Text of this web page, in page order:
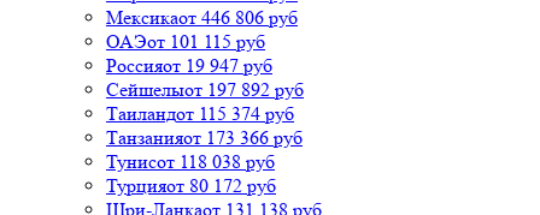
Мексикаот 446 806 руб
ОАЭот 101 115 руб
Россияот 19 947 руб
Сейшелыот 197 892 руб
Таиландот 115 374 руб
Танзанияот 173 366 руб
Тунисот 118 038 руб
Турцияот 80 172 руб
Шри-Ланкаот 131 138 руб